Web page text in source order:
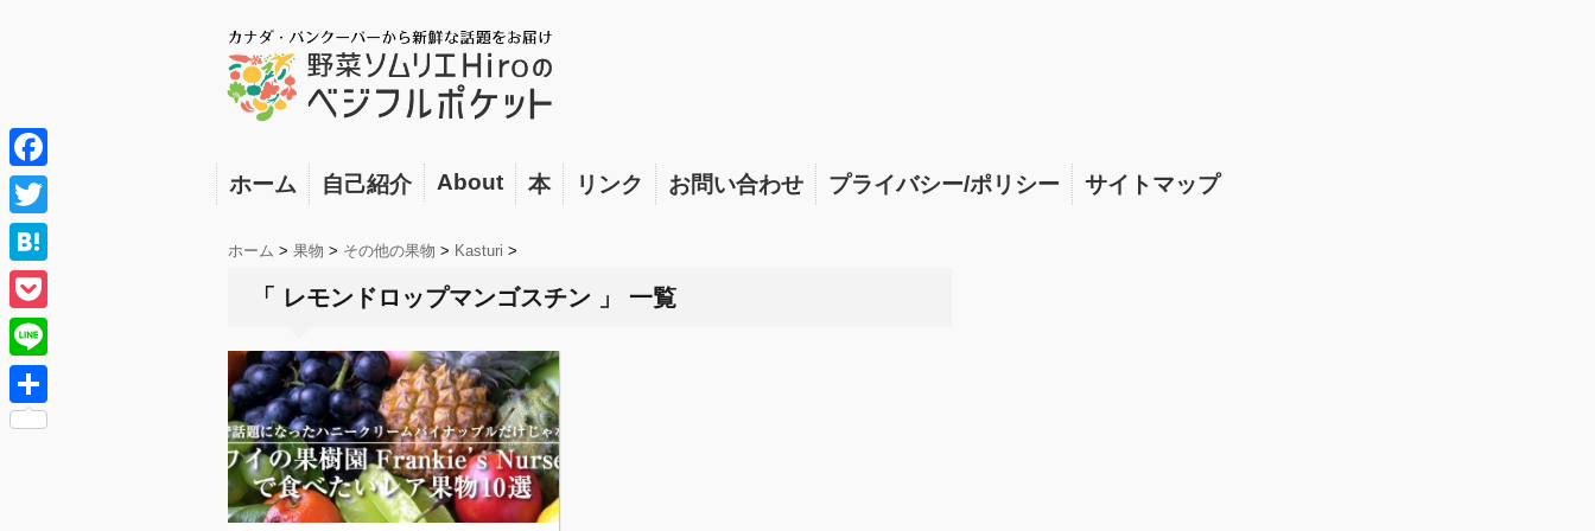
ホーム 自己紹介 About 本 リンク お問い合わせ プライバシー/ポリシー サイトマップ
ホーム > 果物 > その他の果物 > Kasturi >
「 レモンドロップマンゴスチン 」 一覧
F
a
c
e
b
o
o
T
w
i
e
H
a
t
e
n
P
o
c
L
i共